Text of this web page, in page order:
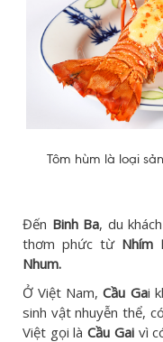
Tôm hùm là loại
Đến Binh Ba, du
thơm phức từ Nhím
Nhum.
Ở Việt Nam, Cầu Gai
sinh vật nhuyễn thể,
Việt gọi làCầu Gaivì